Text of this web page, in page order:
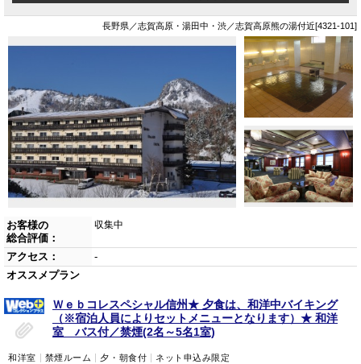
長野県／志賀高原・湯田中・渋／志賀高原熊の湯付近[4321-101]
お客様の
総合評価：
収集中
アクセス：
-
オススメプラン
Ｗｅｂコレスペシャル信州★ 夕食は、和洋中バイキング
（※宿泊人員によりセットメニューとなります）★ 和洋
室 バス付／禁煙(2名～5名1室)
和洋室 禁煙ルーム 夕・朝食付 ネット申込み限定